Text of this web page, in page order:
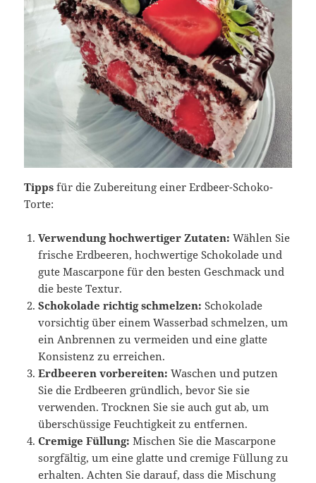
Tipps für die Zubereitung einer Erdbeer-Schoko-
Torte:
Verwendung hochwertiger Zutaten: Wählen Sie
frische Erdbeeren, hochwertige Schokolade und
gute Mascarpone für den besten Geschmack und
die beste Textur.
Schokolade richtig schmelzen: Schokolade
vorsichtig über einem Wasserbad schmelzen, um
ein Anbrennen zu vermeiden und eine glatte
Konsistenz zu erreichen.
Erdbeeren vorbereiten: Waschen und putzen
Sie die Erdbeeren gründlich, bevor Sie sie
verwenden. Trocknen Sie sie auch gut ab, um
überschüssige Feuchtigkeit zu entfernen.
Cremige Füllung: Mischen Sie die Mascarpone
sorgfältig, um eine glatte und cremige Füllung zu
erhalten. Achten Sie darauf, dass die Mischung